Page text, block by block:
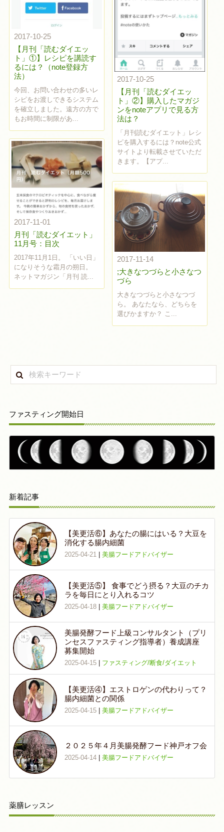
2017-10-25
【月刊「読むダイエッ
ト」①】レシピを講読す
るには？（note登録方
法）
今回、お問い合わせの多いレ
シピをお渡しできるシステム
を確立しました。遠方の方で
もお時間に制限があ...
2017-10-25
【月刊「読むダイエッ
ト」②】購入したマガジ
ンをnoteアプリで見る方
法は？
「月刊読むダイエット」レシ
ピを購入するには？note公式
サイトより転載させていただ
きます。【アプ...
2017-11-01
月刊「読むダイエット」
11月号：目次
2017年11月1日。 「いい日」
になりそうな霜月の朔日。
ネットマガジン「月刊 読...
2017-11-14
;大きなつづらと小さなつ
づら
大きなつづらと小さなつづ
ら。 あなたなら、どちらを
選びかますか？ こ...
ファスティング開始日
新着記事
【美更活⑥】あなたの腸にはいる？大豆を
消化する腸内細菌
2025-04-21| 美腸フードアドバイザー
【美更活⑤】 食事でどう摂る？大豆のチカ
ラを毎日にとり入れるコツ
2025-04-18| 美腸フードアドバイザー
美腸発酵フード上級コンサルタント（プリ
ンセスファスティング指導者）養成講座
募集開始
2025-04-15| ファスティング/断食/ダイエット
【美更活④】エストロゲンの代わりって？
腸内細菌との関係
2025-04-15| 美腸フードアドバイザー
２０２５年４月美腸発酵フード神戸オフ会
2025-04-14| 美腸フードアドバイザー
薬膳レッスン